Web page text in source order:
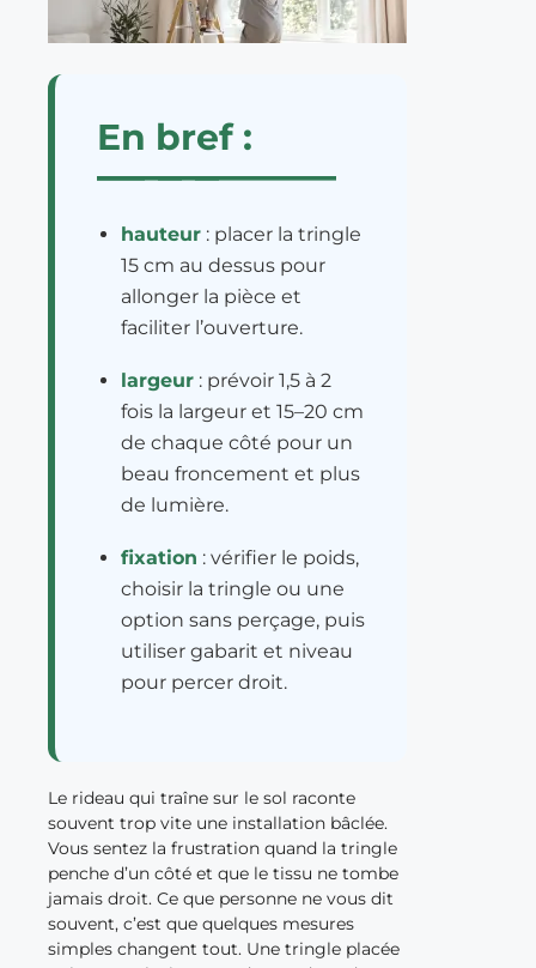
En bref :
hauteur : placer la tringle
15 cm au dessus pour
allonger la pièce et
faciliter l’ouverture.
largeur : prévoir 1,5 à 2
fois la largeur et 15–20 cm
de chaque côté pour un
beau froncement et plus
de lumière.
fixation : vérifier le poids,
choisir la tringle ou une
option sans perçage, puis
utiliser gabarit et niveau
pour percer droit.
Le rideau qui traîne sur le sol raconte
souvent trop vite une installation bâclée.
Vous sentez la frustration quand la tringle
penche d’un côté et que le tissu ne tombe
jamais droit. Ce que personne ne vous dit
souvent, c’est que quelques mesures
simples changent tout. Une tringle placée